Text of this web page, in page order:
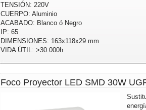
TENSIÓN: 220V
CUERPO: Aluminio
ACABADO: Blanco ó Negro
IP: 65
DIMENSIONES: 163x118x29 mm
VIDA ÚTIL: >30.000h
Foco Proyector LED SMD 30W